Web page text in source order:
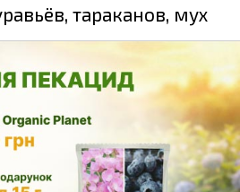
тараканов, мух